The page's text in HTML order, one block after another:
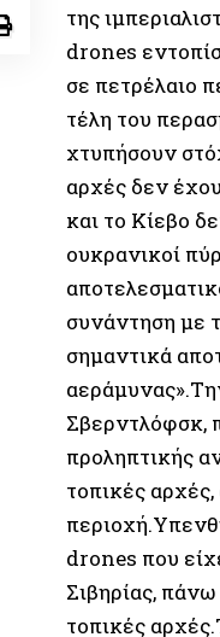
της
drones
σε πετρέλαιο
τέλη του
χτυπήσουν
αρχές δεν
και το Κίεβο
ουκρανικοί
συνάντηση με
σημαντικά
Σβερντλόφσκ,
προληπτικής
τοπικές
drones που
Σιβηρίας,
τοπικές